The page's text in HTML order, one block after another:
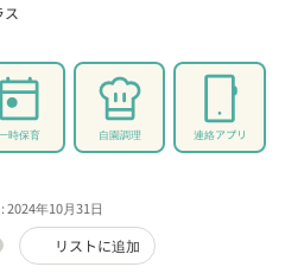
時保育 自園調理 連絡アプリ
2024年10月31日
リストに追加